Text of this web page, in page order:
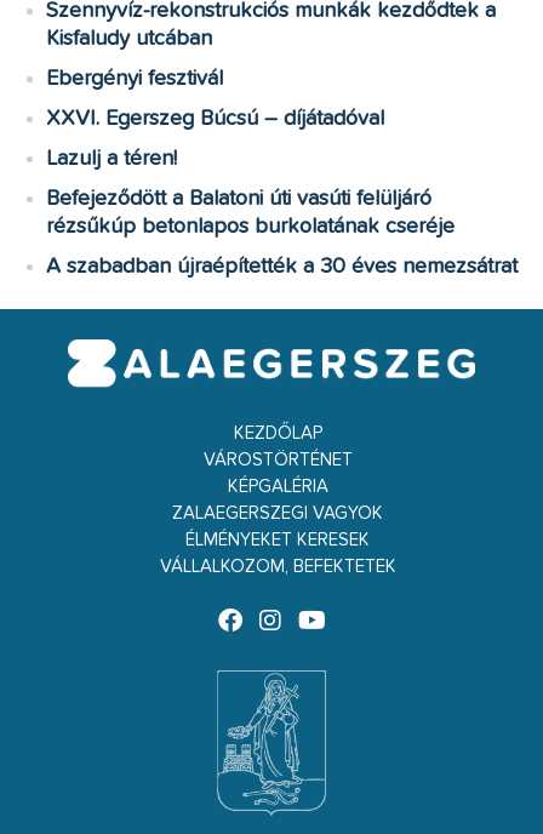
Szennyvíz-rekonstrukciós munkák kezdődtek a
Kisfaludy utcában
Ebergényi fesztivál
XXVI. Egerszeg Búcsú – díjátadóval
Lazulj a téren!
Befejeződött a Balatoni úti vasúti felüljáró
rézsűkúp betonlapos burkolatának cseréje
A szabadban újraépítették a 30 éves nemezsátrat
KEZDŐLAP
VÁROSTÖRTÉNET
KÉPGALÉRIA
ZALAEGERSZEGI VAGYOK
ÉLMÉNYEKET KERESEK
VÁLLALKOZOM, BEFEKTETEK